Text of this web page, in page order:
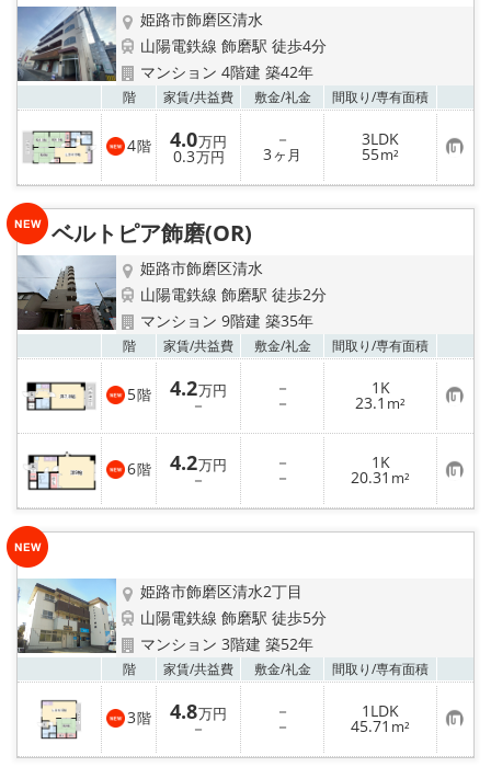
姫路市飾磨区清水
山陽電鉄線 飾磨駅 徒歩4分
マンション 4階建 築42年
階 家賃/共益費 敷金/礼金 間取り/専有面積
4階 4.0万円
0.3万円
－
3ヶ月
3LDK
55m² お
気
に
り
ベルトピア飾磨(OR)
姫路市飾磨区清水
山陽電鉄線 飾磨駅 徒歩2分
マンション 9階建 築35年
階 家賃/共益費 敷金/礼金 間取り/専有面積
5階 4.2万円
－
－
－
1K
23.1 m² お
気
に
入
り
登
録
6階 4.2万円
－
－
－
1K
20.31 m² お
気
に
り
姫路市飾磨区清水2丁目
山陽電鉄線 飾磨駅 徒歩5分
マンション 3階建 築52年
階 家賃/共益費 敷金/礼金 間取り/専有面積
3階 4.8万円
－
－
－
1LDK
45.71 m² お
気
に